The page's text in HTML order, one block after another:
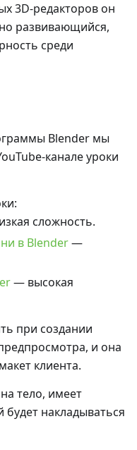
3D-редакторов он
развивающийся,
среди
Blender мы
канале уроки
сложность.
в Blender—
— высокая
при создании
и она
клиента.
тело, имеет
накладываться